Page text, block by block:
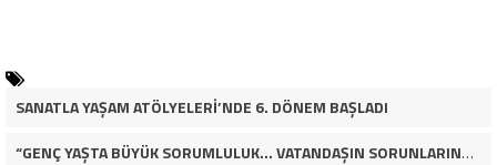
SANATLA YAŞAM ATÖLYELERİ’NDE 6. DÖNEM BAŞLADI
“GENÇ YAŞTA BÜYÜK SORUMLULUK… VATANDAŞIN SORUNLARINA ÇÖZÜM ARIYOR!”